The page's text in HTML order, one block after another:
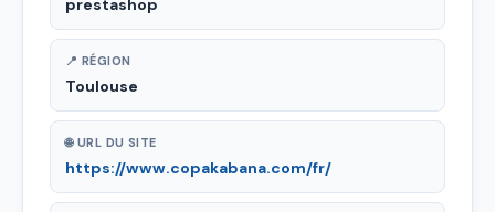
prestashop
📍 RÉGION
Toulouse
🌐 URL DU SITE
https://www.copakabana.com/fr/